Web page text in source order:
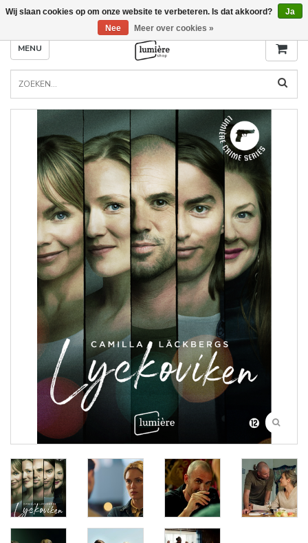
MENU
Wij slaan cookies op om onze website te verbeteren. Is dat akkoord?
Ja
Nee
Meer over cookies »